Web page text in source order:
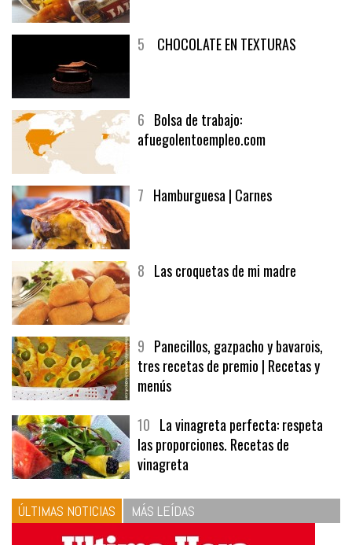
5 CHOCOLATE EN TEXTURAS
6 Bolsa de trabajo:
afuegolentoempleo.com
7 Hamburguesa | Carnes
8 Las croquetas de mi madre
9 Panecillos, gazpacho y bavarois,
tres recetas de premio | Recetas y
menús
10 La vinagreta perfecta: respeta
las proporciones. Recetas de
vinagreta
ÚLTIMAS NOTICIAS MÁS LEÍDAS